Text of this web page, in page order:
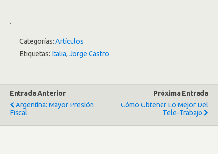
.
Categorías: Artículos
Etiquetas: Italia, Jorge Castro
Entrada Anterior
Argentina: Mayor Presión
Fiscal
Próxima Entrada
Cómo Obtener Lo Mejor Del
Tele-Trabajo